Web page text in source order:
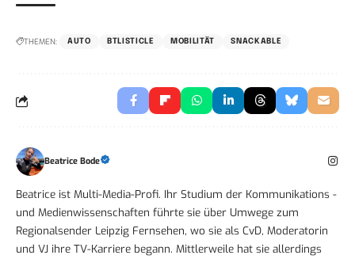
THEMEN: AUTO BTLISTICLE MOBILITÄT SNACKABLE
Beatrice Bode
Beatrice ist Multi-Media-Profi. Ihr Studium der Kommunikations -
und Medienwissenschaften führte sie über Umwege zum
Regionalsender Leipzig Fernsehen, wo sie als CvD, Moderatorin
und VJ ihre TV-Karriere begann. Mittlerweile hat sie allerdings